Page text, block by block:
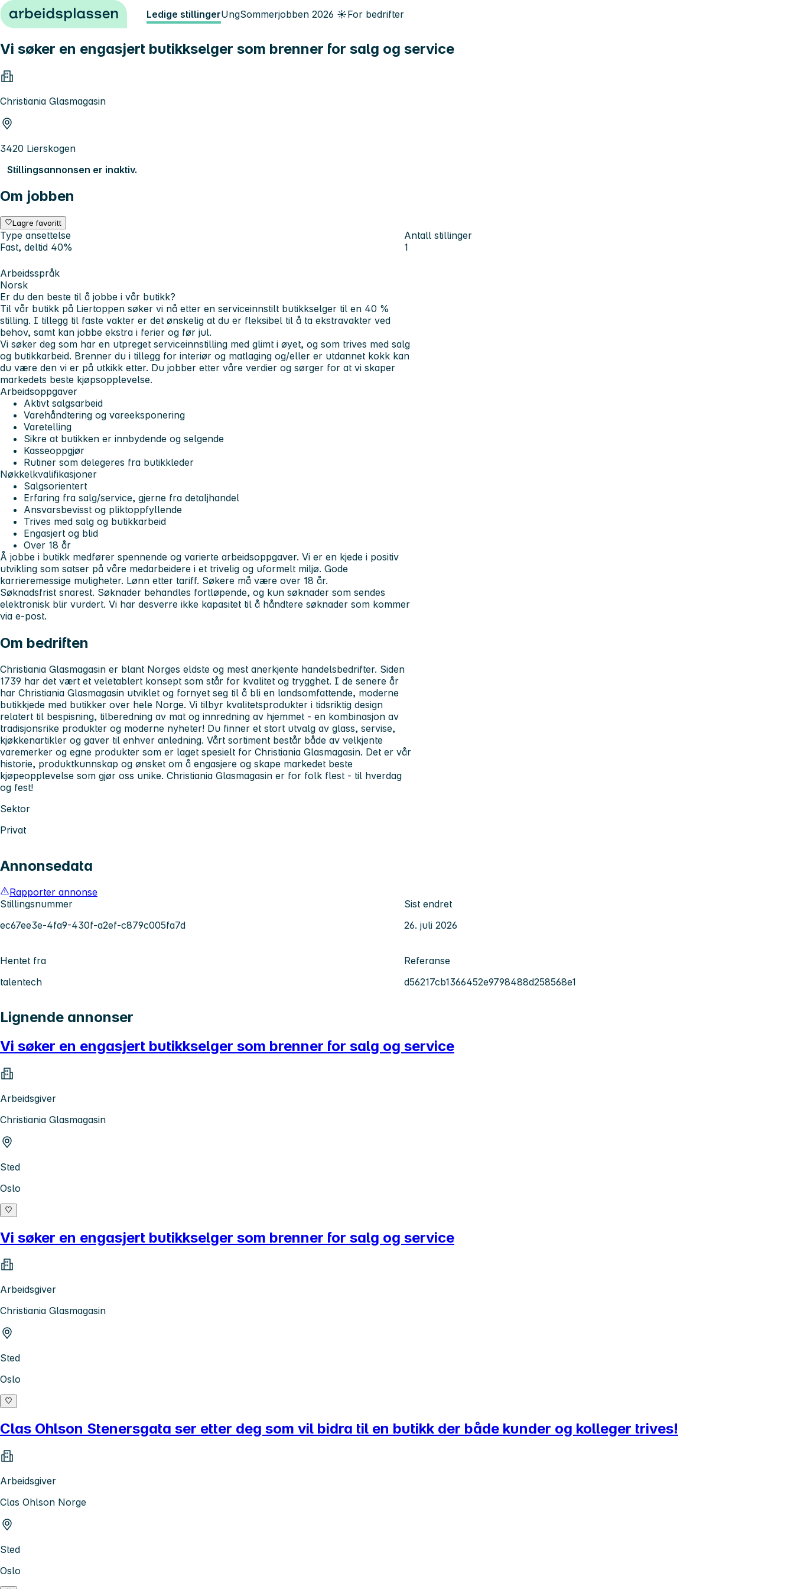
Hopp til innhold Ledige stillingerUngSommerjobben 2026 ☀️For bedrifter
Vi søker en engasjert butikkselger som brenner for salg og service
Christiania Glasmagasin
3420 Lierskogen
Stillingsannonsen er inaktiv.
Om jobben
Lagre favoritt
Type ansettelse
Fast, deltid 40%
Antall stillinger
1
Arbeidsspråk
Norsk
Er du den beste til å jobbe i vår butikk?
Til vår butikk på Liertoppen søker vi nå etter en serviceinnstilt butikkselger til en 40 %
stilling. I tillegg til faste vakter er det ønskelig at du er fleksibel til å ta ekstravakter ved
behov, samt kan jobbe ekstra i ferier og før jul.
Vi søker deg som har en utpreget serviceinnstilling med glimt i øyet, og som trives med salg
og butikkarbeid. Brenner du i tillegg for interiør og matlaging og/eller er utdannet kokk kan
du være den vi er på utkikk etter. Du jobber etter våre verdier og sørger for at vi skaper
markedets beste kjøpsopplevelse.
Arbeidsoppgaver
Aktivt salgsarbeid
Varehåndtering og vareeksponering
Varetelling
Sikre at butikken er innbydende og selgende
Kasseoppgjør
Rutiner som delegeres fra butikkleder
Nøkkelkvalifikasjoner
Salgsorientert
Erfaring fra salg/service, gjerne fra detaljhandel
Ansvarsbevisst og pliktoppfyllende
Trives med salg og butikkarbeid
Engasjert og blid
Over 18 år
Å jobbe i butikk medfører spennende og varierte arbeidsoppgaver. Vi er en kjede i positiv
utvikling som satser på våre medarbeidere i et trivelig og uformelt miljø. Gode
karrieremessige muligheter. Lønn etter tariff. Søkere må være over 18 år.
Søknadsfrist snarest. Søknader behandles fortløpende, og kun søknader som sendes
elektronisk blir vurdert. Vi har desverre ikke kapasitet til å håndtere søknader som kommer
via e-post.
Om bedriften
Christiania Glasmagasin er blant Norges eldste og mest anerkjente handelsbedrifter. Siden
1739 har det vært et veletablert konsept som står for kvalitet og trygghet. I de senere år
har Christiania Glasmagasin utviklet og fornyet seg til å bli en landsomfattende, moderne
butikkjede med butikker over hele Norge. Vi tilbyr kvalitetsprodukter i tidsriktig design
relatert til bespisning, tilberedning av mat og innredning av hjemmet - en kombinasjon av
tradisjonsrike produkter og moderne nyheter! Du finner et stort utvalg av glass, servise,
kjøkkenartikler og gaver til enhver anledning. Vårt sortiment består både av velkjente
varemerker og egne produkter som er laget spesielt for Christiania Glasmagasin. Det er vår
historie, produktkunnskap og ønsket om å engasjere og skape markedet beste
kjøpeopplevelse som gjør oss unike. Christiania Glasmagasin er for folk flest - til hverdag
og fest!
Sektor
Privat
Annonsedata
Rapporter annonse
Stillingsnummer
ec67ee3e-4fa9-430f-a2ef-c879c005fa7d
Sist endret
26. juli 2026
Hentet fra
talentech
Referanse
d56217cb1366452e9798488d258568e1
Lignende annonser
Vi søker en engasjert butikkselger som brenner for salg og service
Arbeidsgiver
Christiania Glasmagasin
Sted
Oslo
Vi søker en engasjert butikkselger som brenner for salg og service
Arbeidsgiver
Christiania Glasmagasin
Sted
Oslo
Clas Ohlson Stenersgata ser etter deg som vil bidra til en butikk der både kunder og kolleger trives!
Arbeidsgiver
Clas Ohlson Norge
Sted
Oslo